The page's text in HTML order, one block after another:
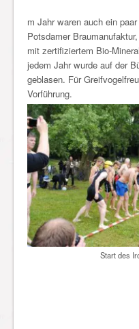
m Jahr waren auch ein
Potsdamer
mit zertifiziertem Bio-
jedem Jahr wurde auf der
geblasen. Für
Vorführung.
Start des